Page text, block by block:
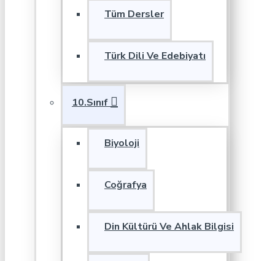
Tüm Dersler
Türk Dili Ve Edebiyatı
10.Sınıf
Biyoloji
Coğrafya
Din Kültürü Ve Ahlak Bilgisi